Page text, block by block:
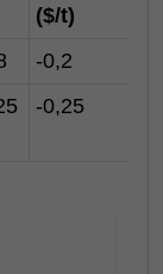
($/t)
-0,2
-0,25